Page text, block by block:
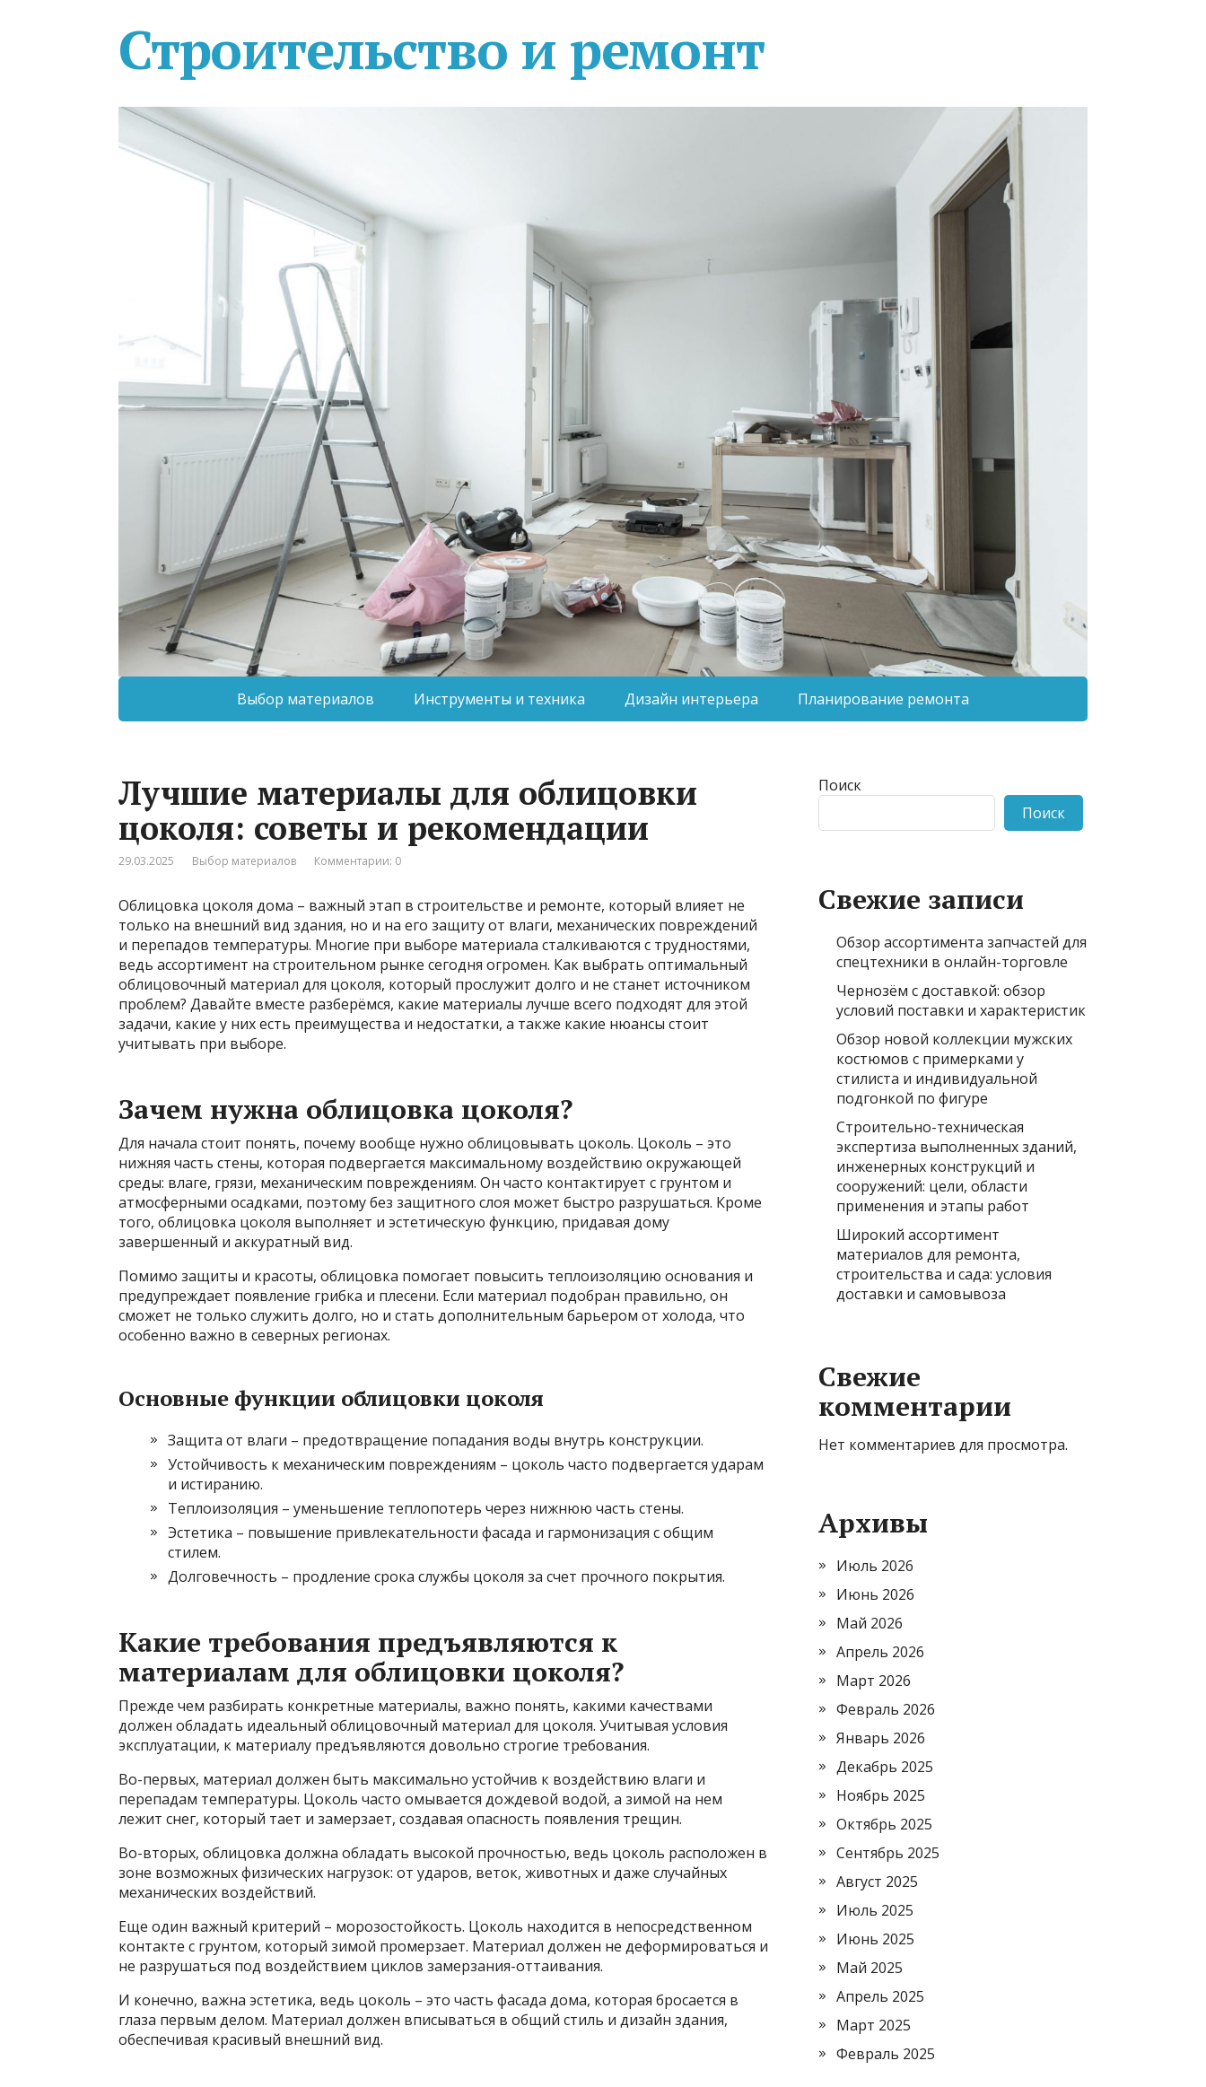
Строительство и ремонт
Выбор материалов Инструменты и техника Дизайн интерьера Планирование ремонта
Лучшие материалы для облицовки
цоколя: советы и рекомендации
29.03.2025 Выбор материалов Комментарии: 0
Облицовка цоколя дома – важный этап в строительстве и ремонте, который влияет не
только на внешний вид здания, но и на его защиту от влаги, механических повреждений
и перепадов температуры. Многие при выборе материала сталкиваются с трудностями,
ведь ассортимент на строительном рынке сегодня огромен. Как выбрать оптимальный
облицовочный материал для цоколя, который прослужит долго и не станет источником
проблем? Давайте вместе разберёмся, какие материалы лучше всего подходят для этой
задачи, какие у них есть преимущества и недостатки, а также какие нюансы стоит
учитывать при выборе.
Зачем нужна облицовка цоколя?
Для начала стоит понять, почему вообще нужно облицовывать цоколь. Цоколь – это
нижняя часть стены, которая подвергается максимальному воздействию окружающей
среды: влаге, грязи, механическим повреждениям. Он часто контактирует с грунтом и
атмосферными осадками, поэтому без защитного слоя может быстро разрушаться. Кроме
того, облицовка цоколя выполняет и эстетическую функцию, придавая дому
завершенный и аккуратный вид.
Помимо защиты и красоты, облицовка помогает повысить теплоизоляцию основания и
предупреждает появление грибка и плесени. Если материал подобран правильно, он
сможет не только служить долго, но и стать дополнительным барьером от холода, что
особенно важно в северных регионах.
Основные функции облицовки цоколя
Защита от влаги – предотвращение попадания воды внутрь конструкции.
Устойчивость к механическим повреждениям – цоколь часто подвергается ударам
и истиранию.
Теплоизоляция – уменьшение теплопотерь через нижнюю часть стены.
Эстетика – повышение привлекательности фасада и гармонизация с общим
стилем.
Долговечность – продление срока службы цоколя за счет прочного покрытия.
Какие требования предъявляются к
материалам для облицовки цоколя?
Прежде чем разбирать конкретные материалы, важно понять, какими качествами
должен обладать идеальный облицовочный материал для цоколя. Учитывая условия
эксплуатации, к материалу предъявляются довольно строгие требования.
Во-первых, материал должен быть максимально устойчив к воздействию влаги и
перепадам температуры. Цоколь часто омывается дождевой водой, а зимой на нем
лежит снег, который тает и замерзает, создавая опасность появления трещин.
Во-вторых, облицовка должна обладать высокой прочностью, ведь цоколь расположен в
зоне возможных физических нагрузок: от ударов, веток, животных и даже случайных
механических воздействий.
Еще один важный критерий – морозостойкость. Цоколь находится в непосредственном
контакте с грунтом, который зимой промерзает. Материал должен не деформироваться и
не разрушаться под воздействием циклов замерзания-оттаивания.
И конечно, важна эстетика, ведь цоколь – это часть фасада дома, которая бросается в
глаза первым делом. Материал должен вписываться в общий стиль и дизайн здания,
обеспечивая красивый внешний вид.
Поиск
Поиск
Свежие записи
Обзор ассортимента запчастей для
спецтехники в онлайн-торговле
Чернозём с доставкой: обзор
условий поставки и характеристик
Обзор новой коллекции мужских
костюмов с примерками у
стилиста и индивидуальной
подгонкой по фигуре
Строительно-техническая
экспертиза выполненных зданий,
инженерных конструкций и
сооружений: цели, области
применения и этапы работ
Широкий ассортимент
материалов для ремонта,
строительства и сада: условия
доставки и самовывоза
Свежие
комментарии
Нет комментариев для просмотра.
Архивы
Июль 2026
Июнь 2026
Май 2026
Апрель 2026
Март 2026
Февраль 2026
Январь 2026
Декабрь 2025
Ноябрь 2025
Октябрь 2025
Сентябрь 2025
Август 2025
Июль 2025
Июнь 2025
Май 2025
Апрель 2025
Март 2025
Февраль 2025